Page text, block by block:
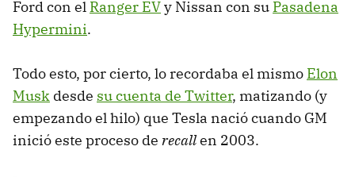
Ford con el Ranger EVy Nissan con su Pasadena
Hypermini.
Todo esto, por cierto, lo recordaba el mismo Elon
Musk desde su cuenta de Twitter, matizando (y
empezando el hilo) que Tesla nació cuando GM
inició este proceso de recallen 2003.